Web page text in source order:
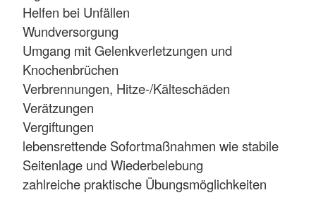
Helfen bei Unfällen
Wundversorgung
Umgang mit Gelenkverletzungen und
Knochenbrüchen
Verbrennungen, Hitze-/Kälteschäden
Verätzungen
Vergiftungen
lebensrettende Sofortmaßnahmen wie stabile
Seitenlage und Wiederbelebung
zahlreiche praktische Übungsmöglichkeiten